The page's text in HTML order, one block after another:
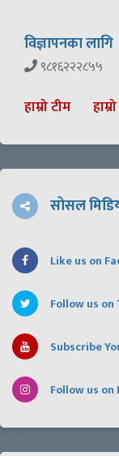
विज्ञापनका लागि
९८१६२२२८५५
हाम्रो टीम
सोसल
Like us on
Follow us
Subscribe
Follow us